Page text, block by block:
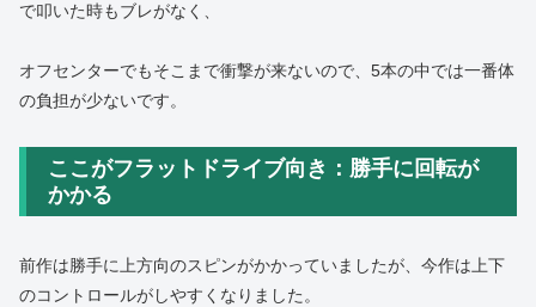
で叩いた時もブレがなく、
オフセンターでもそこまで衝撃が来ないので、5本の中では一番体
の負担が少ないです。
ここがフラットドライブ向き：勝手に回転が
かかる
前作は勝手に上方向のスピンがかかっていましたが、今作は上下
のコントロールがしやすくなりました。